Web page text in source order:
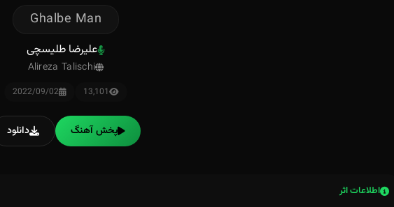
Ghalbe Man
علیرضا طلیسچی
Alireza Talischi
13,101
2022/09/02
پخش آهنگ دانلود
اطلاعات اثر